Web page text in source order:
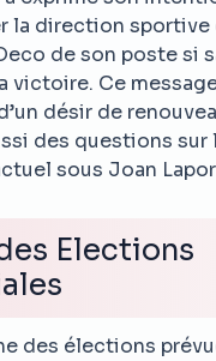
la direction sportive
de son poste si
victoire. Ce
désir de
des questions
sous Joan
Elections
des élections